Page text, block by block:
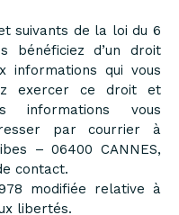
suivants de la loi du 6
bénéficiez d’un droit
informations qui vous
exercer ce droit et
informations vous
par courrier à
– 06400 CANNES,
contact.
modifiée relative à
libertés.